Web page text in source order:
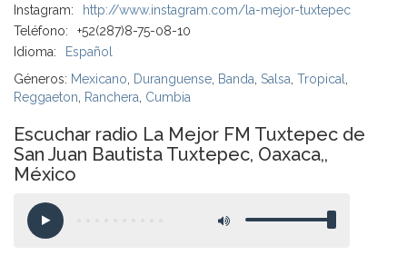
Instagram:
http://www.instagram.com/la-mejor-tuxtepec
Teléfono:
+52(287)8-75-08-10
Idioma:
Español
Géneros: Mexicano Duranguense Banda Salsa Tropical
Reggaeton Ranchera Cumbia
Escuchar radio La Mejor FM Tuxtepec de
San Juan Bautista Tuxtepec, Oaxaca,,
México